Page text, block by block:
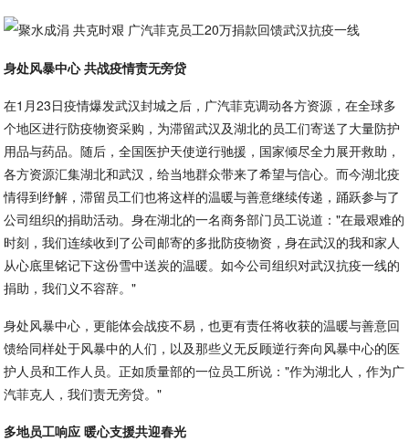
身处风暴中心 共战疫情责无旁贷
在1月23日疫情爆发武汉封城之后，广汽菲克调动各方资源，在全球多
个地区进行防疫物资采购，为滞留武汉及湖北的员工们寄送了大量防护
用品与药品。随后，全国医护天使逆行驰援，国家倾尽全力展开救助，
各方资源汇集湖北和武汉，给当地群众带来了希望与信心。而今湖北疫
情得到纾解，滞留员工们也将这样的温暖与善意继续传递，踊跃参与了
公司组织的捐助活动。身在湖北的一名商务部门员工说道："在最艰难的
时刻，我们连续收到了公司邮寄的多批防疫物资，身在武汉的我和家人
从心底里铭记下这份雪中送炭的温暖。如今公司组织对武汉抗疫一线的
捐助，我们义不容辞。"
身处风暴中心，更能体会战疫不易，也更有责任将收获的温暖与善意回
馈给同样处于风暴中的人们，以及那些义无反顾逆行奔向风暴中心的医
护人员和工作人员。正如质量部的一位员工所说："作为湖北人，作为广
汽菲克人，我们责无旁贷。"
多地员工响应 暖心支援共迎春光